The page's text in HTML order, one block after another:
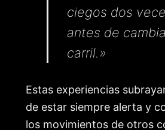
ciegos dos
antes de
carril.»
Estas experiencias
de estar siempre alerta y
los movimientos de otros